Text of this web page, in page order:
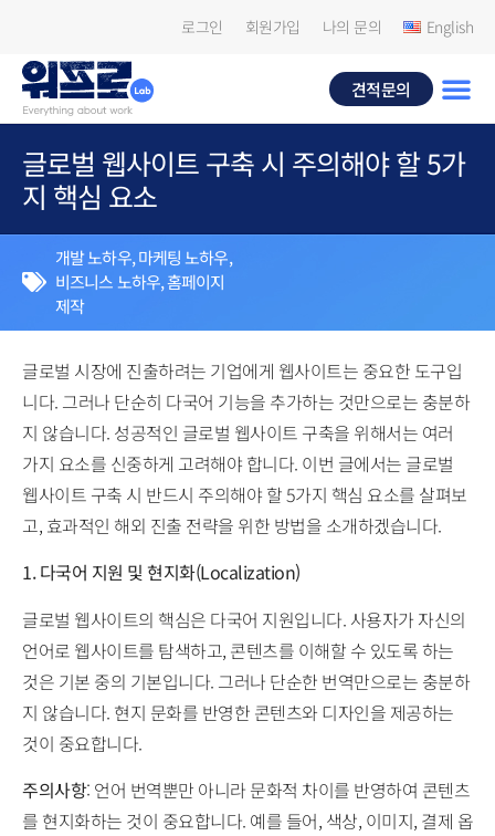
로그인 회원가입 나의 문의 English
견적문의
글로벌 웹사이트 구축 시 주의해야 할 5가
지 핵심 요소
개발 노하우,마케팅 노하우,
비즈니스 노하우,홈페이지
제작
글로벌 시장에 진출하려는 기업에게 웹사이트는 중요한 도구입
니다. 그러나 단순히 다국어 기능을 추가하는 것만으로는 충분하
지 않습니다. 성공적인 글로벌 웹사이트 구축을 위해서는 여러
가지 요소를 신중하게 고려해야 합니다. 이번 글에서는 글로벌
웹사이트 구축 시 반드시 주의해야 할 5가지 핵심 요소를 살펴보
고, 효과적인 해외 진출 전략을 위한 방법을 소개하겠습니다.
1. 다국어 지원 및 현지화(Localization)
글로벌 웹사이트의 핵심은 다국어 지원입니다. 사용자가 자신의
언어로 웹사이트를 탐색하고, 콘텐츠를 이해할 수 있도록 하는
것은 기본 중의 기본입니다. 그러나 단순한 번역만으로는 충분하
지 않습니다. 현지 문화를 반영한 콘텐츠와 디자인을 제공하는
것이 중요합니다.
주의사항: 언어 번역뿐만 아니라 문화적 차이를 반영하여 콘텐츠
를 현지화하는 것이 중요합니다. 예를 들어, 색상, 이미지, 결제 옵